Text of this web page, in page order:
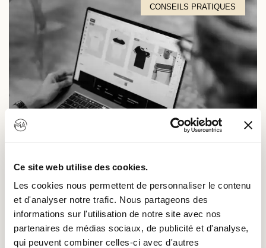
Ce site web utilise des cookies.
Les cookies nous permettent de personnaliser le contenu
et d'analyser notre trafic. Nous partageons des
informations sur l'utilisation de notre site avec nos
partenaires de médias sociaux, de publicité et d'analyse,
qui peuvent combiner celles-ci avec d'autres
CONSEILS PRATIQUES